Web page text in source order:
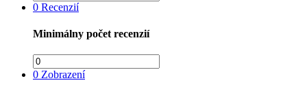
0 Recenzií
Minimálny počet recenzií
0 Zobrazení